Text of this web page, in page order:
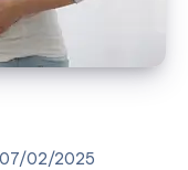
07/02/2025